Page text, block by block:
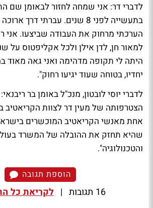
לדברי דר: אני שמחה לחזור לבאומן שם
בתעשייה לפני 8 שנים. עברתי דרך
הערכתי מרחוק את העבודה שביצעו. אני
למאור חן, לדן אילן ולכל אקליפטוס על
היתה לי תקופה מדהימה ואני גאה מאוד
יחדיו, בטוחה שעוד יגיעו רחוק".
לדברי יוסי לובטון, מנכ"ל באומן בר
הצטרפותה של מעין דר לצוות הקריאטיב
אחת מאנשי הקריאטיב המוכשרים
שהיא תחזק את ההובלה של המשרד
והטכנולוגיה".
הוספת תגובה
16 תגובות | לקריאת כל